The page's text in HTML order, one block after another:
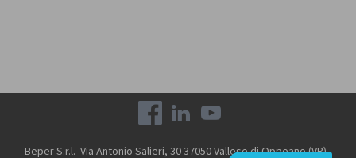
Beper S.r.l. Via Antonio Salieri, 30 37050 Vallese di Oppeano (VR) -